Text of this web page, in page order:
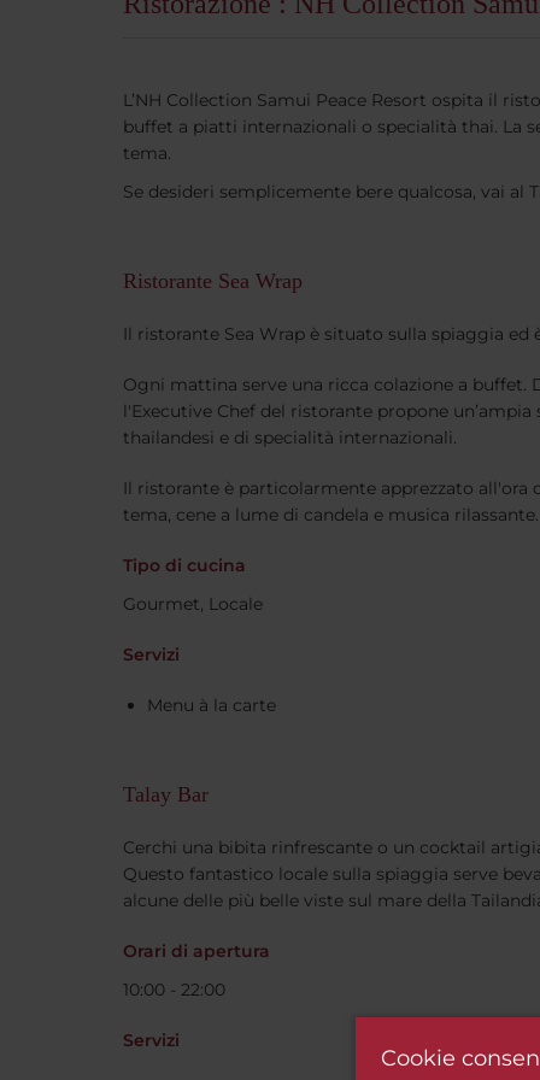
L’NH Collection Samui Peace Resort ospita il
buffet a piatti internazionali o specialità thai. La
tema.
Se desideri semplicemente bere qualcosa, vai al
Ristorante Sea Wrap
Il ristorante Sea Wrap è situato sulla spiaggia
Ogni mattina serve una ricca colazione a buffet.
l'Executive Chef del ristorante propone
thailandesi e di specialità internazionali.
Il ristorante è particolarmente apprezzato all'ora
tema, cene a lume di candela e musica rilassante.
Tipo di cucina
Gourmet, Locale
Servizi
Menu à la carte
Talay Bar
Cerchi una bibita rinfrescante o un cocktail
Questo fantastico locale sulla spiaggia serve
alcune delle più belle viste sul mare della
Orari di apertura
10:00 - 22:00
Servizi
Cookie